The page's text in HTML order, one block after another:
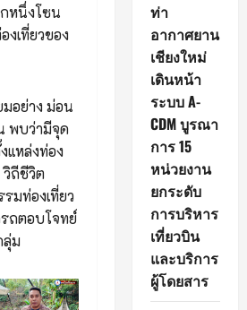
หนึ่งโซน
เที่ยวของ
อย่าง ม่อน
พบว่ามีจุด
แหล่งท่อง
วิถีชีวิต
มท่องเที่ยว
ถตอบโจทย์
ลุ่ม
ท่า
อากาศยาน
เชียงใหม่
เดินหน้า
ระบบ A-
CDM บูรณา
การ 15
หน่วยงาน
ยกระดับ
การบริหาร
เที่ยวบิน
และบริการ
ผู้โดยสาร